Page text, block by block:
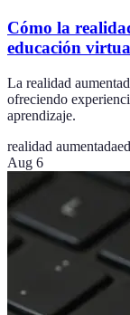
Cómo la
educación
La realidad
ofreciendo
aprendizaje.
realidad aumentada
Aug 6